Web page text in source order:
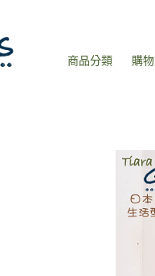
商品分類 購